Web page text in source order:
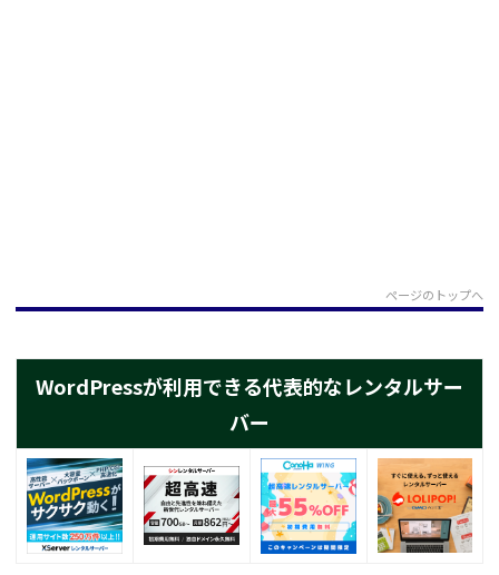
ページのトップへ
WordPressが利用できる代表的なレンタルサー
バー